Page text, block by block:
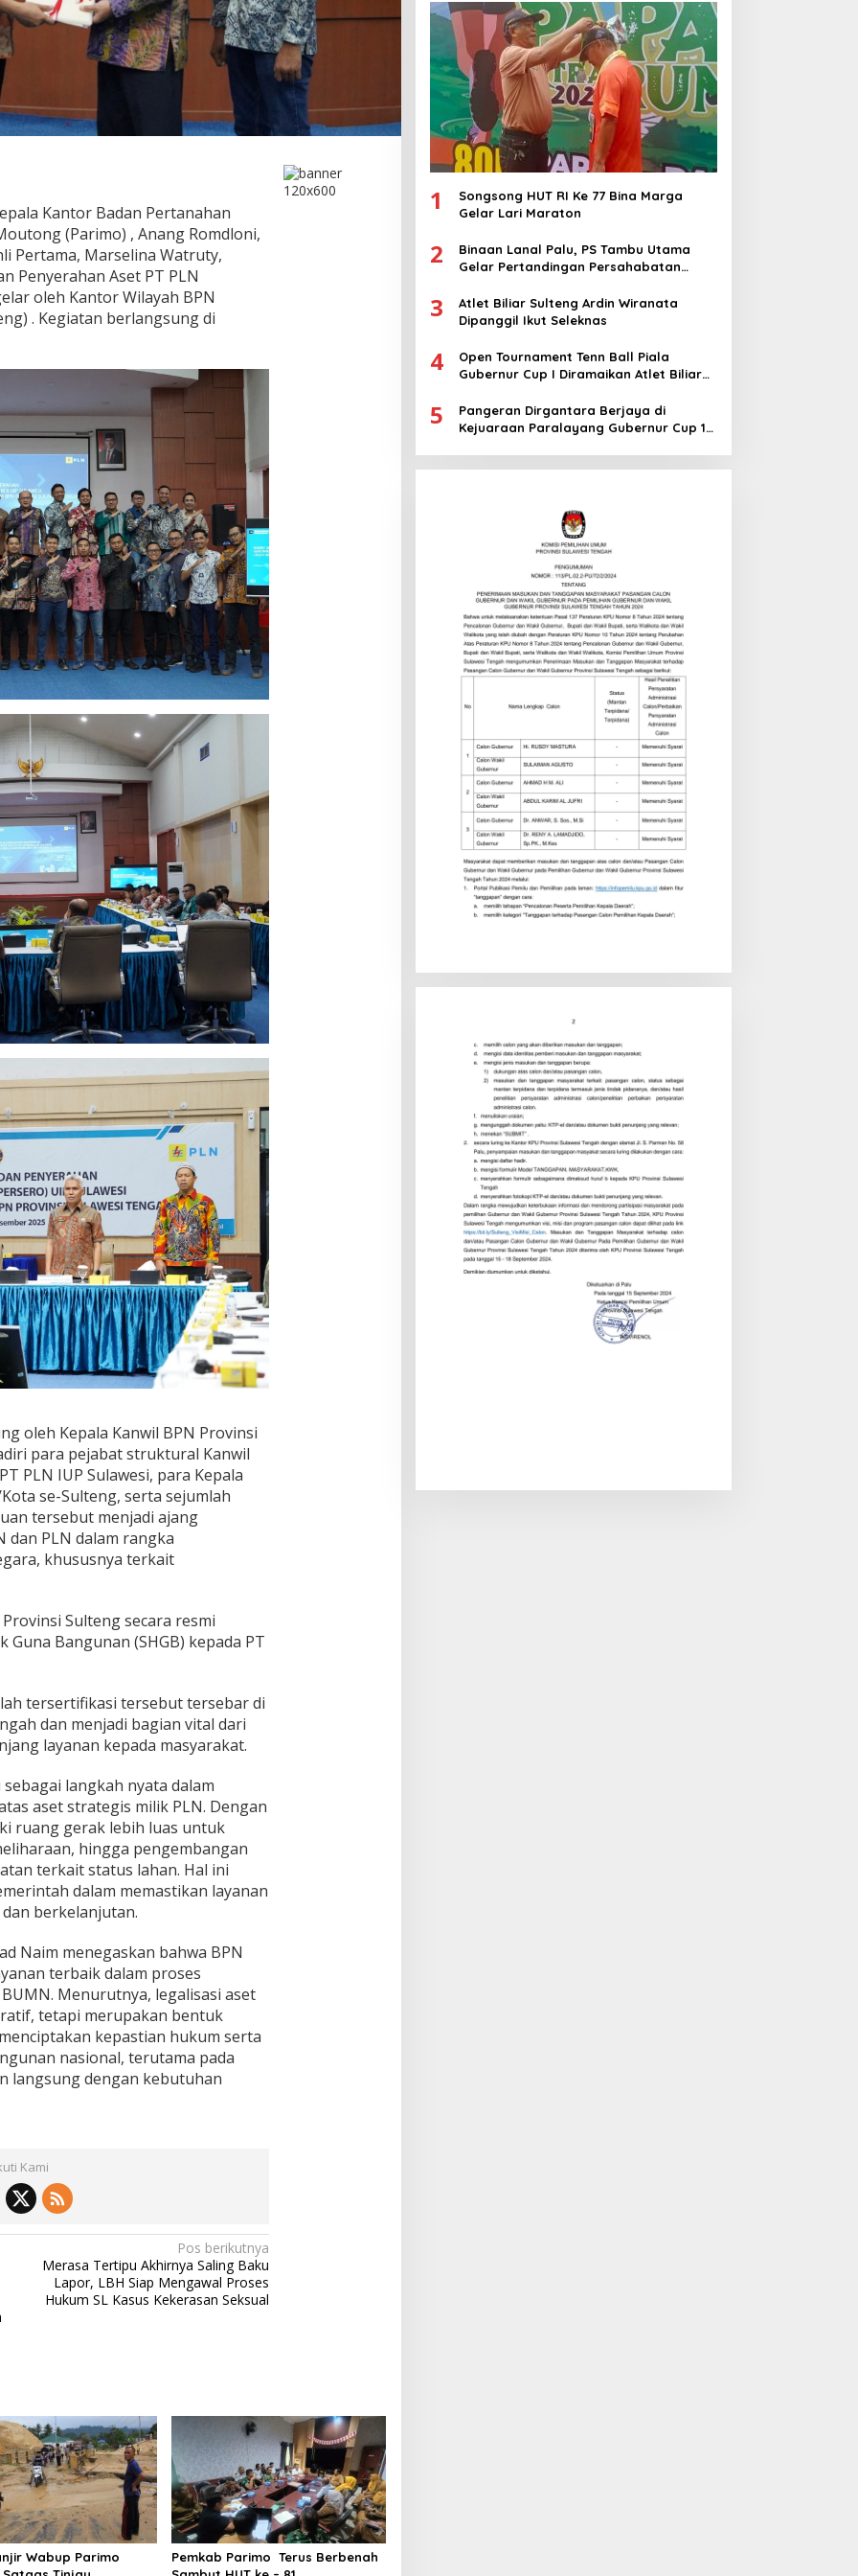
Kantor Badan Pertanahan
(Parimo) , Anang Romdloni,
Pertama, Marselina Watruty,
Penyerahan Aset PT PLN
oleh Kantor Wilayah BPN
. Kegiatan berlangsung di
oleh Kepala Kanwil BPN Provinsi
para pejabat struktural Kanwil
PLN IUP Sulawesi, para Kepala
se-Sulteng, serta sejumlah
tersebut menjadi ajang
dan PLN dalam rangka
khususnya terkait
Sulteng secara resmi
Bangunan (SHGB) kepada PT
tersertifikasi tersebut tersebar di
dan menjadi bagian vital dari
layanan kepada masyarakat.
langkah nyata dalam
aset strategis milik PLN. Dengan
ruang gerak lebih luas untuk
hingga pengembangan
terkait status lahan. Hal ini
dalam memastikan layanan
berkelanjutan.
Naim menegaskan bahwa BPN
terbaik dalam proses
Menurutnya, legalisasi aset
tetapi merupakan bentuk
kepastian hukum serta
nasional, terutama pada
langsung dengan kebutuhan
Kami
Pos berikutnya
Merasa Tertipu Akhirnya Saling Baku
Lapor, LBH Siap Mengawal Proses
Hukum SL Kasus Kekerasan Seksual
Wabup Parimo
Pemkab Parimo Terus Berbenah
1
Songsong HUT RI Ke 77 Bina Marga
Gelar Lari Maraton
2
Binaan Lanal Palu, PS Tambu Utama
Gelar Pertandingan Persahabatan
3
Atlet Biliar Sulteng Ardin Wiranata
Dipanggil Ikut Seleknas
4
Open Tournament Tenn Ball Piala
Gubernur Cup I Diramaikan Atlet Biliar
5
Pangeran Dirgantara Berjaya di
Kejuaraan Paralayang Gubernur Cup 1